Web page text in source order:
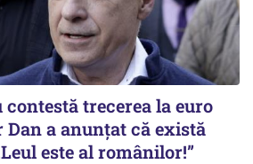
contestă trecerea la euro
Dan a anunțat că există
este al românilor!”